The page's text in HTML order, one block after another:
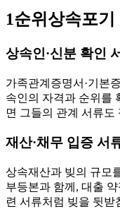
1순위상속포
상속인·신분 확인
가족관계증명서·기본
속인의 자격과 순위를
면 그들의 관계 서류도
재산·채무 입증 서
상속재산과 빚의 규모
부등본과 함께, 대출
련 서류처럼 빚을 뒷